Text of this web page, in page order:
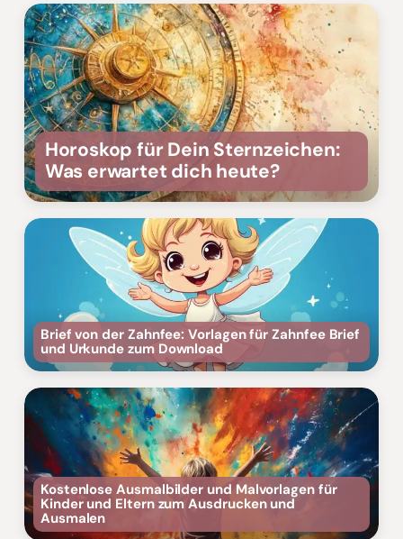
Horoskop für Dein Sternzeichen:
Was erwartet dich heute?
Brief von der Zahnfee: Vorlagen für Zahnfee Brief
und Urkunde zum Download
Kostenlose Ausmalbilder und Malvorlagen für
Kinder und Eltern zum Ausdrucken und
Ausmalen